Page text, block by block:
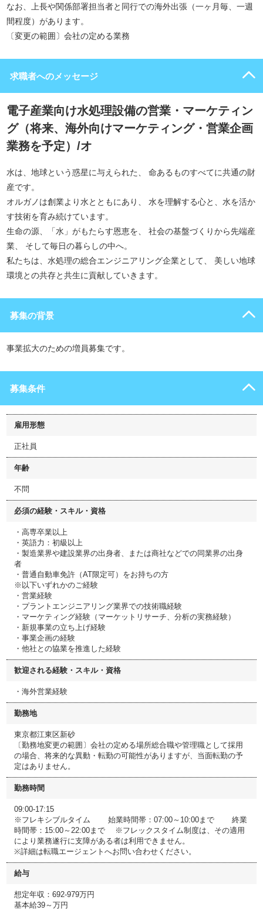
なお、上長や関係部署担当者と同行での海外出張（一ヶ月毎、一週
間程度）があります。
〔変更の範囲〕会社の定める業務
求職者へのメッセージ
電子産業向け水処理設備の営業・マーケティン
グ（将来、海外向けマーケティング・営業企画
業務を予定）/オ
水は、地球という惑星に与えられた、 命あるものすべてに共通の財
産です。
オルガノは創業より水とともにあり、 水を理解する心と、水を活か
す技術を育み続けています。
生命の源、「水」がもたらす恩恵を、 社会の基盤づくりから先端産
業、 そして毎日の暮らしの中へ。
私たちは、水処理の総合エンジニアリング企業として、 美しい地球
環境との共存と共生に貢献していきます。
募集の背景
事業拡大のための増員募集です。
募集条件
雇用形態
正社員
年齢
不問
必須の経験・スキル・資格
・高専卒業以上
・英語力：初級以上
・製造業界や建設業界の出身者、または商社などでの同業界の出身
者
・普通自動車免許（AT限定可）をお持ちの方
※以下いずれかのご経験
・営業経験
・プラントエンジニアリング業界での技術職経験
・マーケティング経験（マーケットリサーチ、分析の実務経験）
・新規事業の立ち上げ経験
・事業企画の経験
・他社との協業を推進した経験
歓迎される経験・スキル・資格
・海外営業経験
勤務地
東京都江東区新砂
〔勤務地変更の範囲〕会社の定める場所総合職や管理職として採用
の場合、将来的な異動・転勤の可能性がありますが、当面転勤の予
定はありません。
勤務時間
09:00-17:15
※フレキシブルタイム 始業時間帯：07:00～10:00まで 終業
時間帯：15:00～22:00まで ※フレックスタイム制度は、その適用
により業務遂行に支障がある者は利用できません。
※詳細は転職エージェントへお問い合わせください。
給与
想定年収：692-979万円
基本給39～万円